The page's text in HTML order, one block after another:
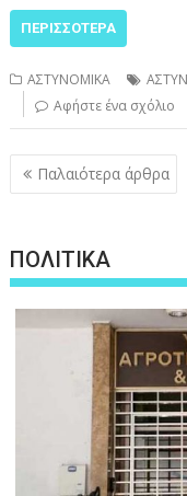
ΠΕΡΙΣΣΌΤΕΡΑ
ΑΣΤΥΝΟΜΙΚΑ
Αφήστε ένα σχόλιο
Πλοήγηση
άρθρων
Παλαιότερα άρθρα
ΠΟΛΙΤΙΚΑ